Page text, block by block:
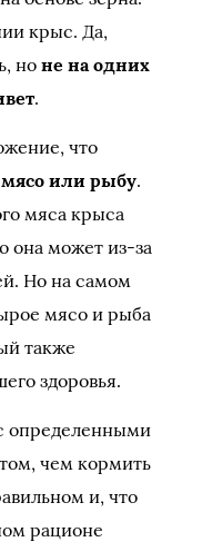
крыс. Да,
но не на одних
.
что
мясо или рыбу.
мяса крыса
она может из-за
Но на самом
мясо и рыба
также
здоровья.
определенными
чем кормить
и, что
рационе